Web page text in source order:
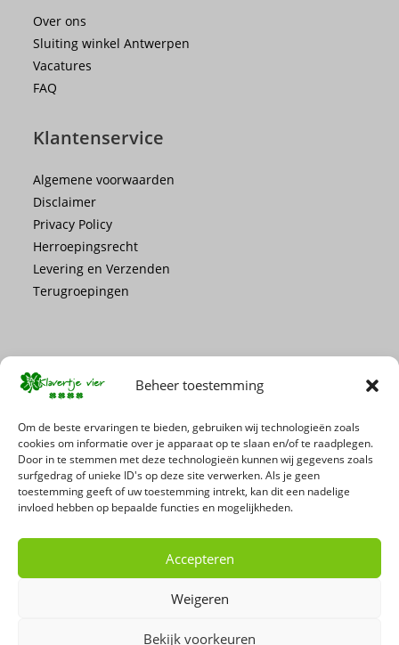
Beheer toestemming
Om de beste ervaringen te bieden, gebruiken wij technologieën zoals
cookies om informatie over je apparaat op te slaan en/of te raadplegen.
Door in te stemmen met deze technologieën kunnen wij gegevens zoals
surfgedrag of unieke ID's op deze site verwerken. Als je geen
toestemming geeft of uw toestemming intrekt, kan dit een nadelige
invloed hebben op bepaalde functies en mogelijkheden.
Accepteren
Weigeren
Bekijk voorkeuren
Over ons
Sluiting winkel Antwerpen
Vacatures
FAQ
Klantenservice
Algemene voorwaarden
Disclaimer
Privacy Policy
Herroepingsrecht
Levering en Verzenden
Terugroepingen
Mis geen enkele actie of promotie!
Schrijf je in voor onze nieuwsbrief